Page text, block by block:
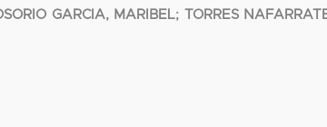
GARCIA, MARIBEL;
TORRES